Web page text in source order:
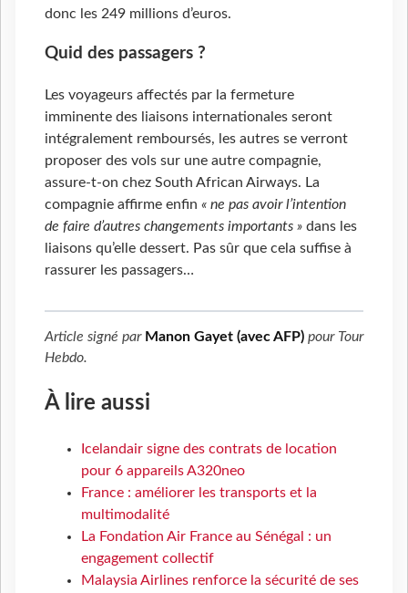
donc les 249 millions d’euros.
Quid des passagers ?
Les voyageurs affectés par la fermeture
imminente des liaisons internationales seront
intégralement remboursés, les autres se verront
proposer des vols sur une autre compagnie,
assure-t-on chez South African Airways. La
compagnie affirme enfin « ne pas avoir l’intention
de faire d’autres changements importants » dans les
liaisons qu’elle dessert. Pas sûr que cela suffise à
rassurer les passagers…
Article signé par Manon Gayet (avec AFP) pour Tour
Hebdo.
À lire aussi
Icelandair signe des contrats de location
pour 6 appareils A320neo
France : améliorer les transports et la
multimodalité
La Fondation Air France au Sénégal : un
engagement collectif
Malaysia Airlines renforce la sécurité de ses